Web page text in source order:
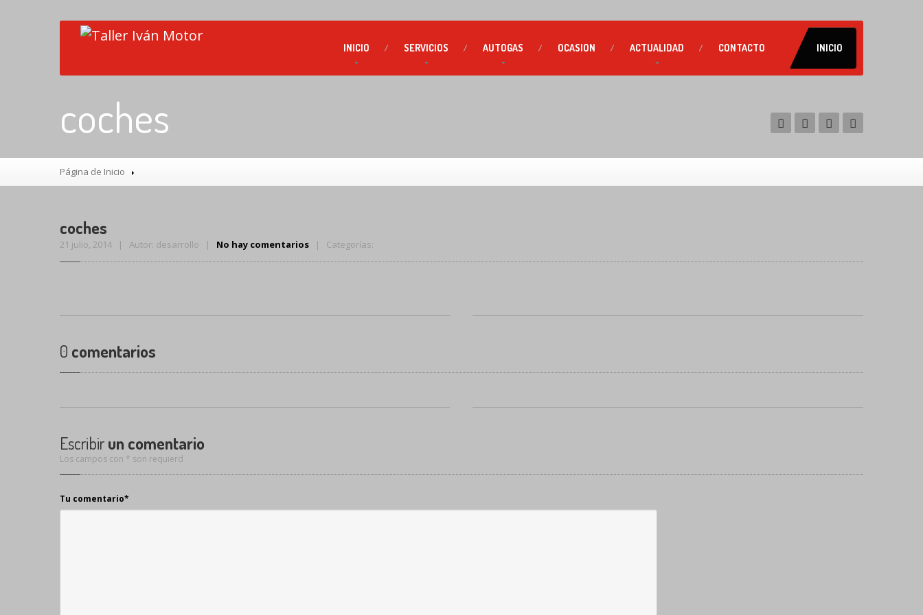
INICIO SERVICIOS AUTOGAS OCASION ACTUALIDAD CONTACTO INICIO
coches
Página de Inicio
coches
21 julio, 2014 | Autor: desarrollo | No hay comentarios | Categorías:
0 comentarios
Escribirun comentario
Los campos con * son requierd
Tu comentario*